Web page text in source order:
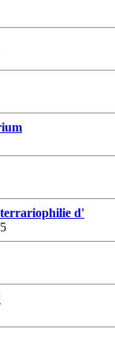
terrariophilie d'